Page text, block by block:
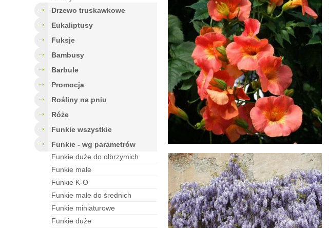
drzewo truskawkowe
eukaliptusy
fuksje
bambusy
barbule
Promocja
rośliny na pniu
róże
funkie wszystkie
funkie - wg parametrów
funkie duże do olbrzymich
funkie małe
funkie K-O
funkie małe do średnich
funkie miniaturowe
funkie duże